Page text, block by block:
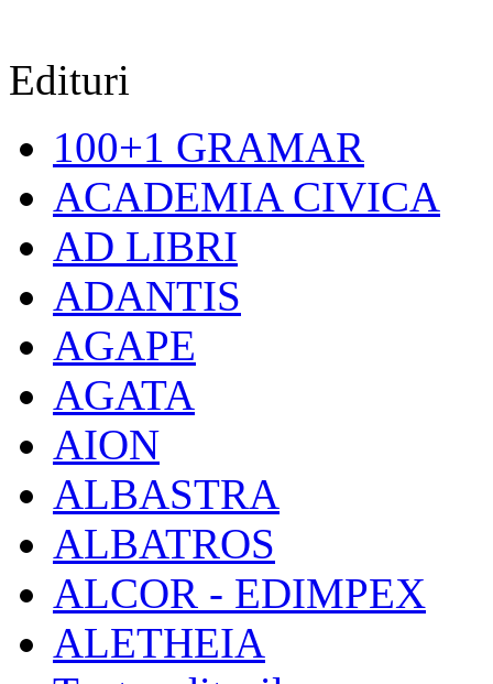
Edituri
100+1 GRAMAR
ACADEMIA CIVICA
AD LIBRI
ADANTIS
AGAPE
AGATA
AION
ALBASTRA
ALBATROS
ALCOR - EDIMPEX
ALETHEIA